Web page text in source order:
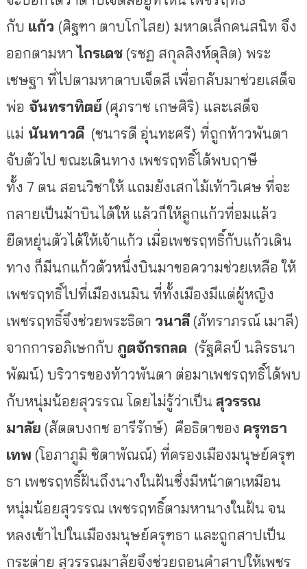
กับ แก้ว (ศิฐฑา ตาบโกไสย) มหาดเล็กคนสนิท จึง
ออกตามหาไกรเดช(รชฏ สกุลสิงห์ดุสิต) พระ
เชษฐา ที่ไปตามหาดาบเจ็ดสี เพื่อกลับมาช่วยเสด็จ
พ่อ จันทราทิตย์(ศุภราช เกษศิริ) และเสด็จ
แม่ นันทาวดี(ชนารดี อุ่นทะศรี) ที่ถูกท้าวพันตา
จับตัวไป ขณะเดินทาง เพชรฤทธิ์ได้พบฤาษี
ทั้ง 7 ตน สอนวิชาให้ แถมยังเสกไม้เท้าวิเศษ ที่จะ
กลายเป็นม้าบินได้ให้ แล้วก็ให้ลูกแก้วที่อมแล้ว
ยืดหยุ่นตัวได้ให้เจ้าแก้ว เมื่อเพชรฤทธิ์กับแก้วเดิน
ทาง ก็มีนกแก้วตัวหนึ่งบินมาขอความช่วยเหลือ ให้
เพชรฤทธิ์ไปที่เมืองเนมิน ที่ทั้งเมืองมีแต่ผู้หญิง
เพชรฤทธิ์จึงช่วยพระธิดา วนาลี(ภัทราภรณ์ เมาลี)
จากการอภิเษกกับ ภูตจักรกลด (รัฐศิลป์ นลิรธนา
พัฒน์) บริวารของท้าวพันตา ต่อมาเพชรฤทธิ์ได้พบ
กับหนุ่มน้อยสุวรรณ โดยไม่รู้ว่าเป็น สุวรรณ
มาลัย (สัตตบงกช อารีรักษ์) คือธิดาของ ครุฑธา
เทพ (โอภาภูมิ ชิตาพัณณ์) ที่ครองเมืองมนุษย์ครุฑ
ธา เพชรฤทธิ์ฝันถึงนางในฝันซึ่งมีหน้าตาเหมือน
หนุ่มน้อยสุวรรณ เพชรฤทธิ์ตามหานางในฝัน จน
หลงเข้าไปในเมืองมนุษย์ครุฑธา และถูกสาปเป็น
กระต่าย สุวรรณมาลัยจึงช่วยถอนคำสาปให้เพชร